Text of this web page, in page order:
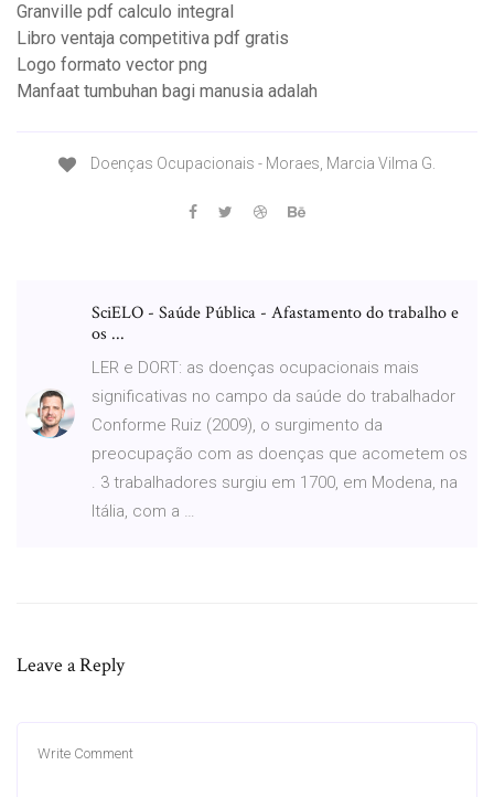
Granville pdf calculo integral
Libro ventaja competitiva pdf gratis
Logo formato vector png
Manfaat tumbuhan bagi manusia adalah
Doenças Ocupacionais - Moraes, Marcia Vilma G.
SciELO - Saúde Pública - Afastamento do trabalho e
os ...
LER e DORT: as doenças ocupacionais mais
significativas no campo da saúde do trabalhador
Conforme Ruiz (2009), o surgimento da
preocupação com as doenças que acometem os
. 3 trabalhadores surgiu em 1700, em Modena, na
Itália, com a …
Leave a Reply